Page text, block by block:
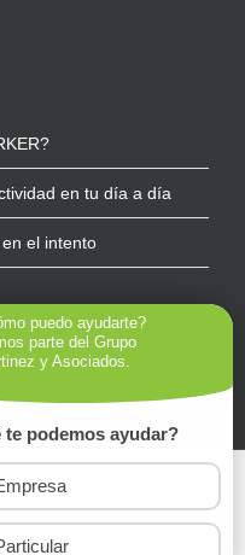
en tu día a día
el intento
| Todos los derechos
|Política de Privacidad
puedo ayudarte?
parte del Grupo
y Asociados.
te podemos ayudar?